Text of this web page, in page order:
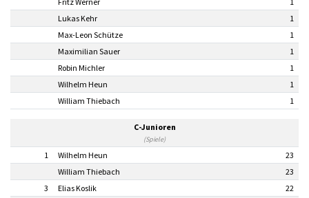
Lukas Kehr
1
Max-Leon Schütze
1
Maximilian Sauer
1
Robin Michler
1
Wilhelm Heun
1
William Thiebach
1
C-Junioren
(Spiele)
1 Wilhelm Heun
23
William Thiebach
23
3
Elias Koslik
22